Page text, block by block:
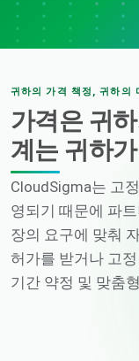
귀하의 가격 책정, 귀하의
가격은 귀
계는 귀하
CloudSigma는 고
영되기 때문에 파
장의 요구에 맞춰
허가를 받거나 고
기간 약정 및 맞춤